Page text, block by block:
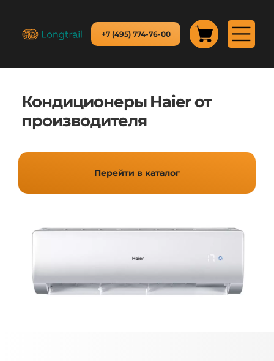
+7 (495) 774-76-00
Кондиционеры Haier от
производителя
Перейти в каталог